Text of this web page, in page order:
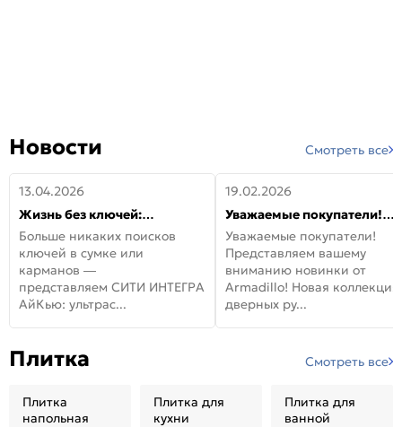
Новости Смотреть все
13.04.2026
Жизнь без ключей:
встречайте новую дверь
СИТИ ИНТЕГРА АйКью!
Больше никаких поисков
ключей в сумке или
карманов —
представляем СИТИ ИНТЕГРА
АйКью: ультрас...
19.02.2026
Уважаемые покупатели!
Представляем вашему
вниманию новинки от
Armadillo!
Уважаемые покупатели!
Представляем вашему
вниманию новинки от
Armadillo! Новая коллекция
дверных ру...
Плитка Смотреть все
Плитка
напольная
Плитка для
кухни
Плитка для
ванной